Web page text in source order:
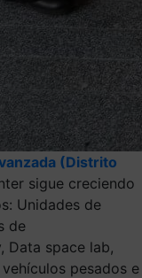
(Distrito
sigue creciendo
Unidades de
de
Data space lab,
pesados e